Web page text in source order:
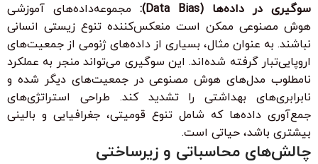
سوگیری در داده‌ها (Data Bias):
مجموعه‌داده‌های آموزشی
هوش مصنوعی ممکن است منعکس‌کننده تنوع زیستی انسانی
نباشند. به عنوان مثال، بسیاری از داده‌های ژنومی از جمعیت‌های
اروپایی‌تبار گرفته شده‌اند. این سوگیری می‌تواند منجر به عملکرد
نامطلوب مدل‌های هوش مصنوعی در جمعیت‌های دیگر شده و
نابرابری‌های بهداشتی را تشدید کند. طراحی استراتژی‌های
جمع‌آوری داده‌ها که شامل تنوع قومیتی، جغرافیایی و بالینی
بیشتری باشد، حیاتی است.
چالش‌های محاسباتی و زیرساختی